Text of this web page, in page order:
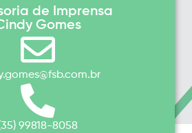
de Imprensa
Gomes
99818-8058